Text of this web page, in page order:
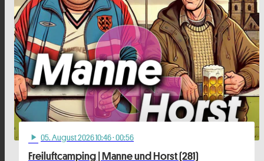
play_arrow 05. August 2026 10:46· 00:56
Freiluftcamping | Manne und Horst (281)